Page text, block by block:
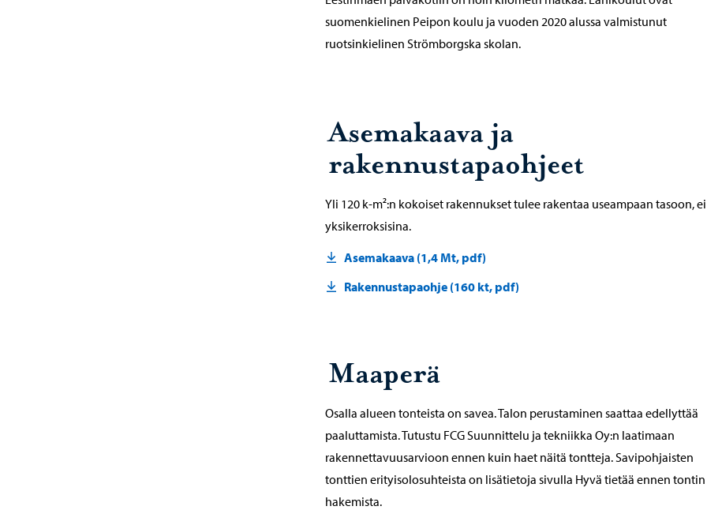
suomenkielinen Peipon koulu ja vuoden 2020 alussa valmistunut
ruotsinkielinen Strömborgska skolan.
Asemakaava ja
rakennustapaohjeet
Yli 120 k-m²:n kokoiset rakennukset tulee rakentaa useampaan tasoon, ei
yksikerroksisina.
Asemakaava (1,4 Mt, pdf)
Rakennustapaohje (160 kt, pdf)
Maaperä
Osalla alueen tonteista on savea. Talon perustaminen saattaa edellyttää
paaluttamista. Tutustu FCG Suunnittelu ja tekniikka Oy:n laatimaan
rakennettavuusarvioon ennen kuin haet näitä tontteja. Savipohjaisten
tonttien erityisolosuhteista on lisätietoja sivulla Hyvä tietää ennen tontin
hakemista.